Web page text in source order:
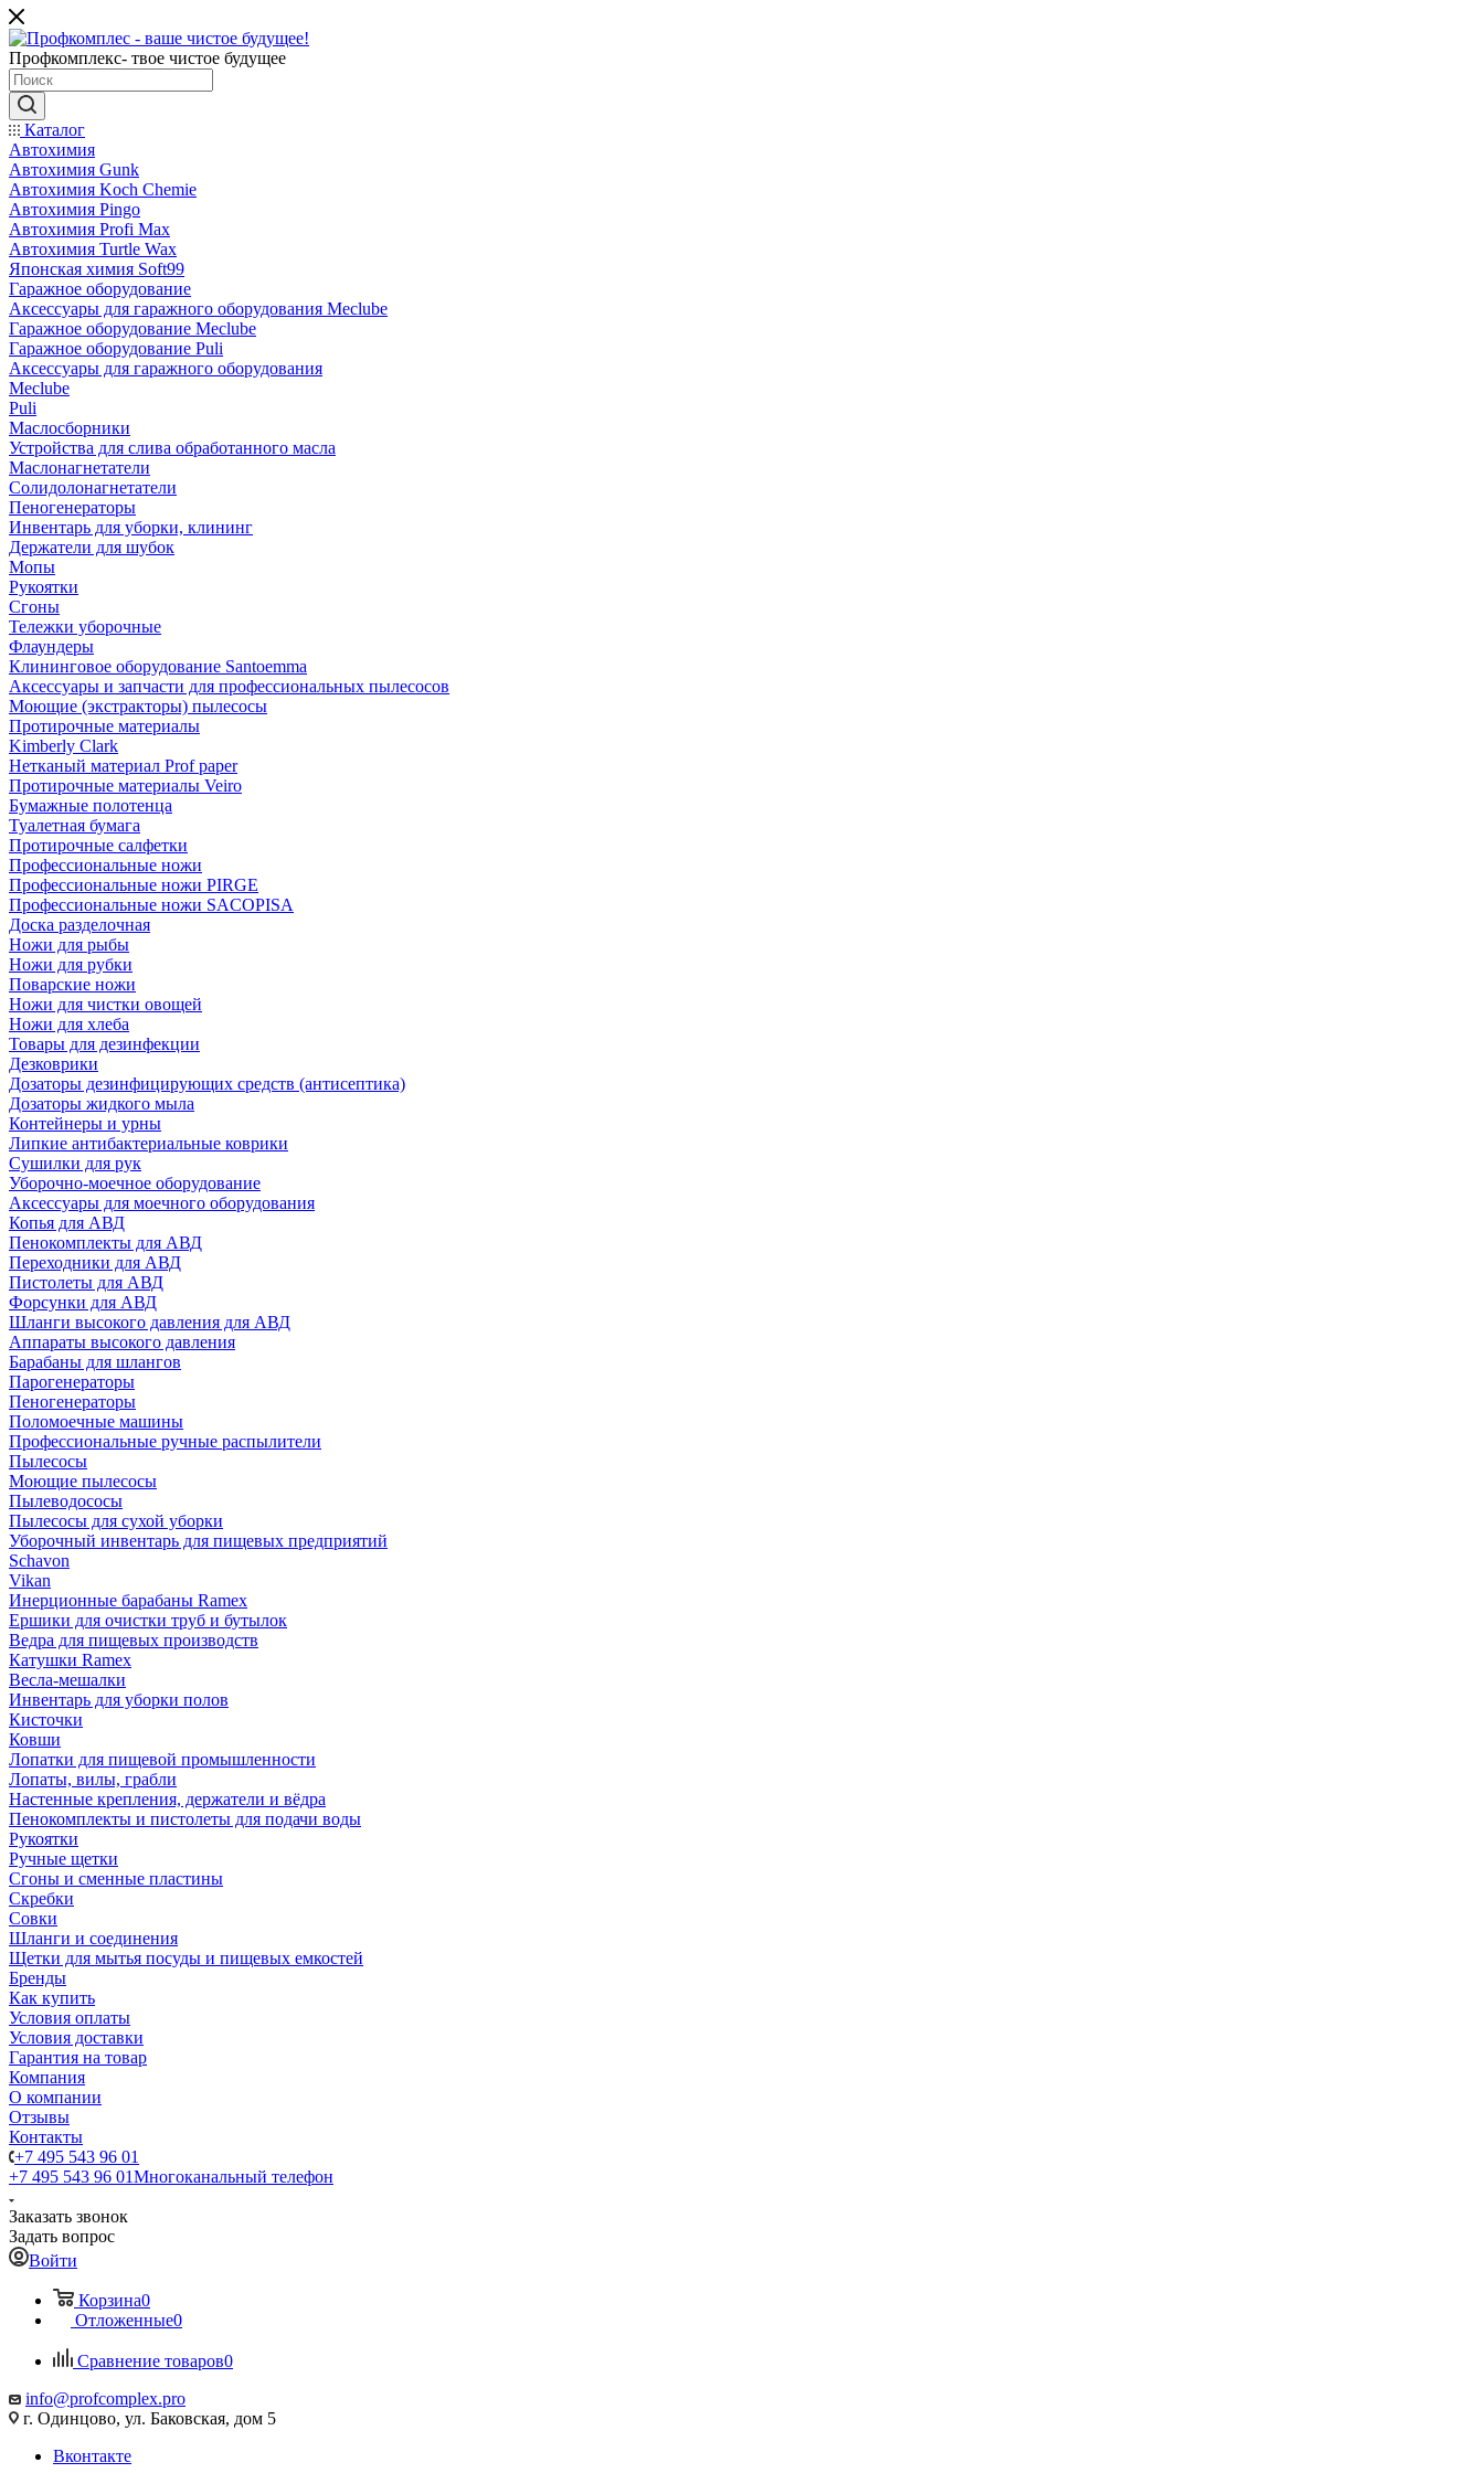
Профкомплекс- твое чистое будущее
Каталог
Автохимия
Автохимия Gunk
Автохимия Koch Chemie
Автохимия Pingo
Автохимия Profi Max
Автохимия Turtle Wax
Японская химия Soft99
Гаражное оборудование
Аксессуары для гаражного оборудования Meclube
Гаражное оборудование Meclube
Гаражное оборудование Puli
Аксессуары для гаражного оборудования
Meclube
Puli
Маслосборники
Устройства для слива обработанного масла
Маслонагнетатели
Солидолонагнетатели
Пеногенераторы
Инвентарь для уборки, клининг
Держатели для шубок
Мопы
Рукоятки
Сгоны
Тележки уборочные
Флаундеры
Клининговое оборудование Santoemma
Аксессуары и запчасти для профессиональных пылесосов
Моющие (экстракторы) пылесосы
Протирочные материалы
Kimberly Clark
Нетканый материал Prof paper
Протирочные материалы Veiro
Бумажные полотенца
Туалетная бумага
Протирочные салфетки
Профессиональные ножи
Профессиональные ножи PIRGE
Профессиональные ножи SACOPISA
Доска разделочная
Ножи для рыбы
Ножи для рубки
Поварские ножи
Ножи для чистки овощей
Ножи для хлеба
Товары для дезинфекции
Дезковрики
Дозаторы дезинфицирующих средств (антисептика)
Дозаторы жидкого мыла
Контейнеры и урны
Липкие антибактериальные коврики
Сушилки для рук
Уборочно-моечное оборудование
Аксессуары для моечного оборудования
Копья для АВД
Пенокомплекты для АВД
Переходники для АВД
Пистолеты для АВД
Форсунки для АВД
Шланги высокого давления для АВД
Аппараты высокого давления
Барабаны для шлангов
Парогенераторы
Пеногенераторы
Поломоечные машины
Профессиональные ручные распылители
Пылесосы
Моющие пылесосы
Пылеводососы
Пылесосы для сухой уборки
Уборочный инвентарь для пищевых предприятий
Schavon
Vikan
Инерционные барабаны Ramex
Ершики для очистки труб и бутылок
Ведра для пищевых производств
Катушки Ramex
Весла-мешалки
Инвентарь для уборки полов
Кисточки
Ковши
Лопатки для пищевой промышленности
Лопаты, вилы, грабли
Настенные крепления, держатели и вёдра
Пенокомплекты и пистолеты для подачи воды
Рукоятки
Ручные щетки
Сгоны и сменные пластины
Скребки
Совки
Шланги и соединения
Щетки для мытья посуды и пищевых емкостей
Бренды
Как купить
Условия оплаты
Условия доставки
Гарантия на товар
Компания
О компании
Отзывы
Контакты
+7 495 543 96 01
+7 495 543 96 01Многоканальный телефон
Заказать звонок
Задать вопрос
Войти
Корзина0
Отложенные0
Сравнение товаров0
info@profcomplex.pro
г. Одинцово, ул. Баковская, дом 5
Вконтакте